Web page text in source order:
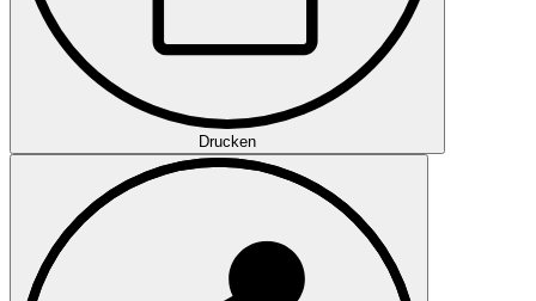
Drucken